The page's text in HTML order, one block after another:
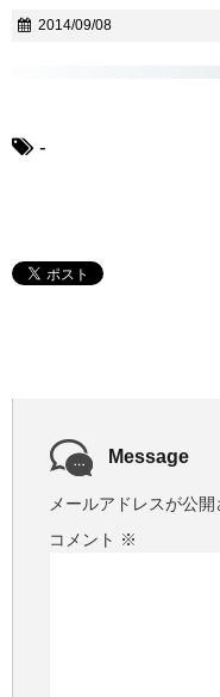
2014/09/08
-
Message
メールアドレスが公
コメント ※